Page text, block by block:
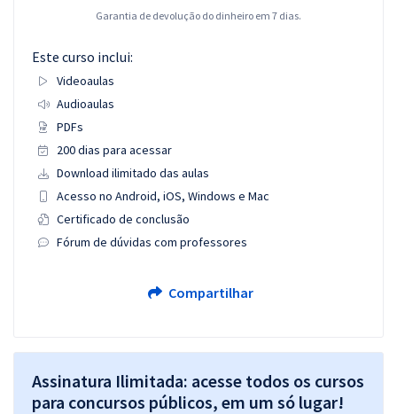
Garantia de devolução do dinheiro em 7 dias.
Este curso inclui:
Videoaulas
Audioaulas
PDFs
200 dias para acessar
Download ilimitado das aulas
Acesso no Android, iOS, Windows e Mac
Certificado de conclusão
Fórum de dúvidas com professores
Compartilhar
Assinatura Ilimitada: acesse todos os cursos
para concursos públicos, em um só lugar!